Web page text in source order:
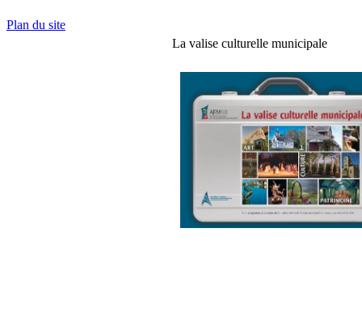
Plan du site
La valise culturelle municipale